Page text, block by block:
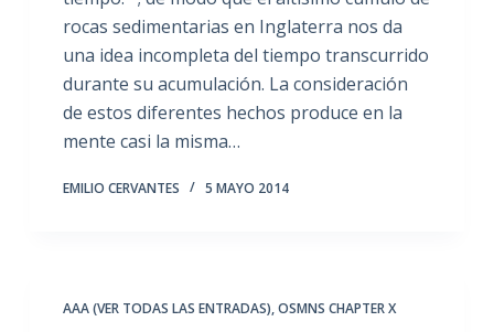
rocas sedimentarias en Inglaterra nos da
una idea incompleta del tiempo transcurrido
durante su acumulación. La consideración
de estos diferentes hechos produce en la
mente casi la misma…
EMILIO CERVANTES 5 MAYO 2014
AAA (VER TODAS LAS ENTRADAS),OSMNS CHAPTER X